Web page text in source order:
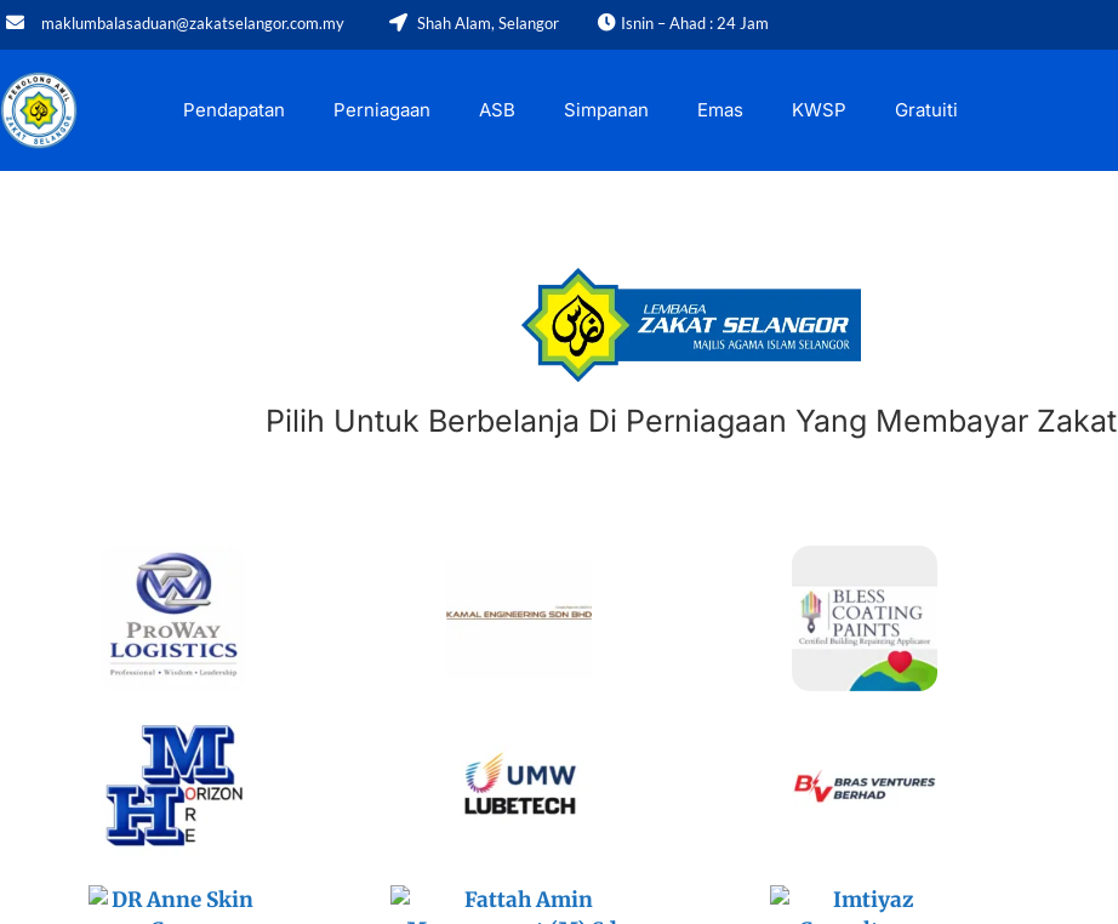
maklumbalasaduan@zakatselangor.com.my Shah Alam, Selangor Isnin – Ahad : 24 Jam
Pendapatan Perniagaan ASB Simpanan Emas KWSP Gratuiti
Pilih Untuk Berbelanja Di Perniagaan Yang Membayar Zakat